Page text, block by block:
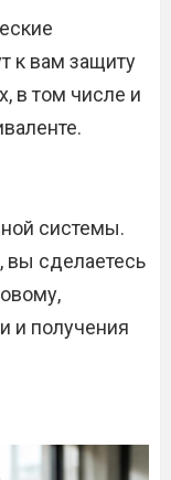
к вам защиту
в том числе и
системы.
вы сделаетесь
и получения